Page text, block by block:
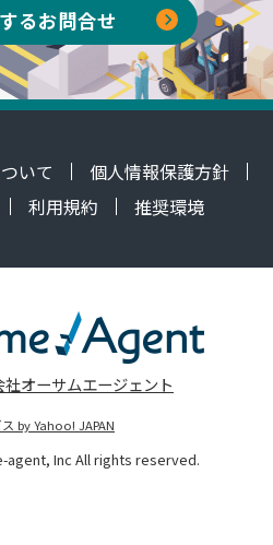
るお問合せ
いて
個人情報保護方針
利用規約 推奨環境
オーサムエージェント
by Yahoo! JAPAN
Inc All rights reserved.